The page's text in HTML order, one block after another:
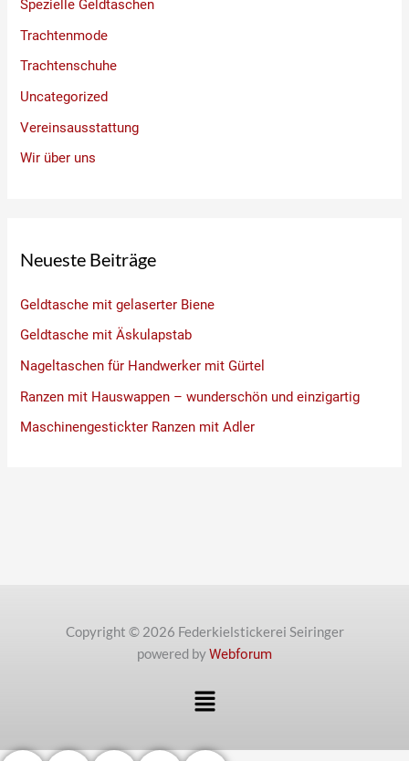
Spezielle Geldtaschen
Trachtenmode
Trachtenschuhe
Uncategorized
Vereinsausstattung
Wir über uns
Neueste Beiträge
Geldtasche mit gelaserter Biene
Geldtasche mit Äskulapstab
Nageltaschen für Handwerker mit Gürtel
Ranzen mit Hauswappen – wunderschön und einzigartig
Maschinengestickter Ranzen mit Adler
Copyright © 2026 Federkielstickerei Seiringer
powered byWebforum
Menü